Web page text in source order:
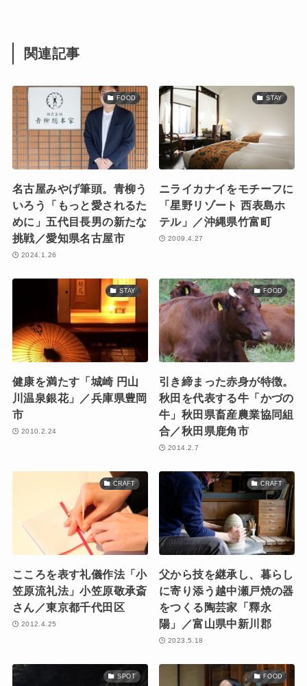
関連記事
FOOD
名古屋みやげ筆頭。青柳う
いろう「もっと愛されるた
めに」五代目長男の新たな
挑戦／愛知県名古屋市
2024.1.26
STAY
ニライカナイをモチーフに
「星野リゾート 西表島ホ
テル」／沖縄県竹富町
2009.4.27
STAY
健康を満たす「城崎 円山
川温泉銀花」／兵庫県豊岡
市
2010.2.24
FOOD
引き締まった赤身が特徴。
秋田を代表する牛「かづの
牛」秋田県畜産農業協同組
合／秋田県鹿角市
2014.2.7
CRAFT
こころを表す礼儀作法「小
笠原流礼法」小笠原敬承斎
さん／東京都千代田区
2012.4.25
CRAFT
父から技を継承し、暮らし
に寄り添う越中瀬戸焼の器
をつくる陶芸家「釋永
陽」／富山県中新川郡
2023.5.18
SPOT FOOD